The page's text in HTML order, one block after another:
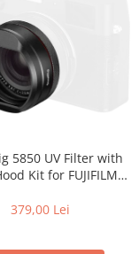
5850 UV Filter with
Kit for FUJIFILM
379,00 Lei